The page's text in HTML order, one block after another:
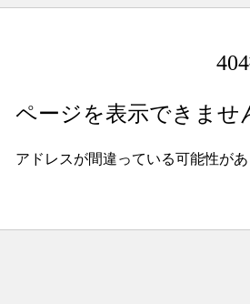
ページを表示できませ
アドレスが間違っている可能性が